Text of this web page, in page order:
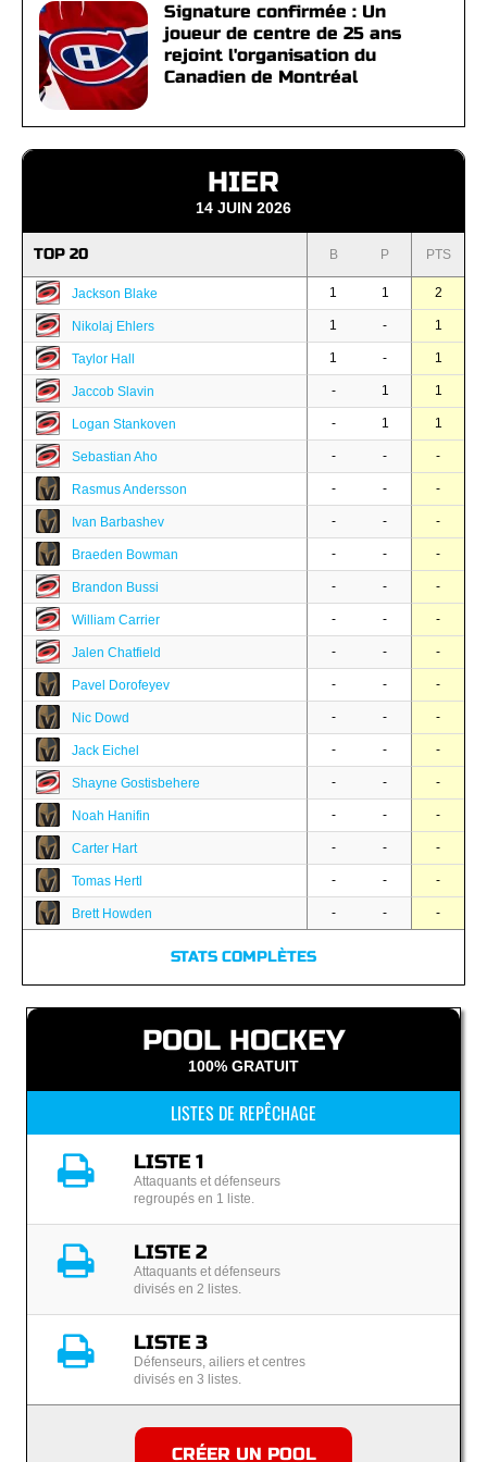
Signature confirmée : Un
joueur de centre de 25 ans
rejoint l'organisation du
Canadien de Montréal
HIER
14 JUIN 2026
TOP 20 B P PTS
Jackson Blake 1 1 2
Nikolaj Ehlers 1 - 1
Taylor Hall 1 - 1
Jaccob Slavin - 1 1
Logan Stankoven - 1 1
Sebastian Aho - - -
Rasmus Andersson - - -
Ivan Barbashev - - -
Braeden Bowman - - -
Brandon Bussi - - -
William Carrier - - -
Jalen Chatfield - - -
Pavel Dorofeyev - - -
Nic Dowd - - -
Jack Eichel - - -
Shayne Gostisbehere - - -
Noah Hanifin - - -
Carter Hart - - -
Tomas Hertl - - -
Brett Howden - - -
STATS COMPLÈTES
POOL HOCKEY
100% GRATUIT
LISTES DE REPÊCHAGE
LISTE 1
Attaquants et défenseurs
regroupés en 1 liste.
LISTE 2
Attaquants et défenseurs
divisés en 2 listes.
LISTE 3
Défenseurs, ailiers et centres
divisés en 3 listes.
CRÉER UN POOL